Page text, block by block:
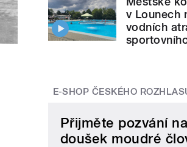
v Lounech
vodních
E-SHOP ČESKÉHO
Přijměte pozvání
doušek moudré